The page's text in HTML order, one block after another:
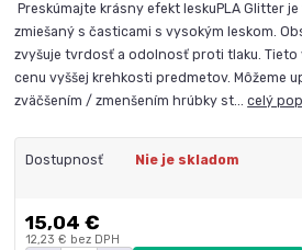
Preskúmajte krásny efekt leskuPLA Glitter
zmiešaný s časticami s vysokým leskom.
zvyšuje tvrdosť a odolnosť proti tlaku. Tieto
cenu vyššej krehkosti predmetov. Môžeme
zväčšením / zmenšením hrúbky st...celý
Dostupnosť Nie je skladom
15,04 €
12,23 € bez DPH